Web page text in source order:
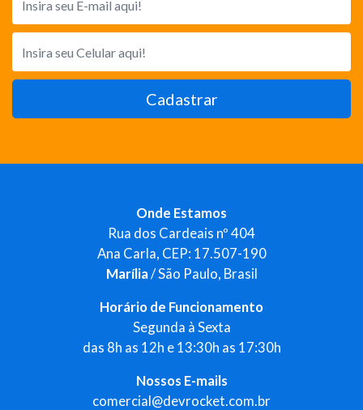
Cadastrar
Onde Estamos
Rua dos Cardeais nº 404
Ana Carla, CEP: 17.507-190
Marília/ São Paulo, Brasil
Horário de Funcionamento
Segunda à Sexta
das 8h as 12h e 13:30h as 17:30h
Nossos E-mails
comercial@devrocket.com.br